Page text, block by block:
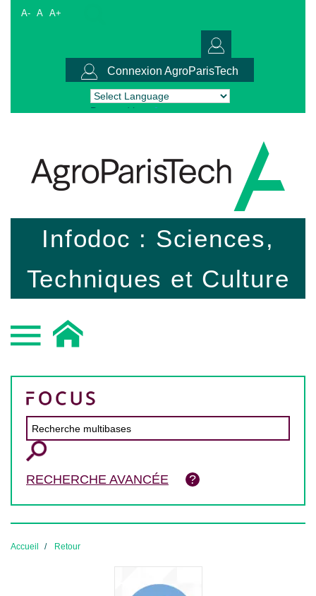
A- A A+
Connexion AgroParisTech
Powered by Translate
Infodoc : Sciences,
Techniques et Culture
RECHERCHE AVANCÉE
Accueil Retour